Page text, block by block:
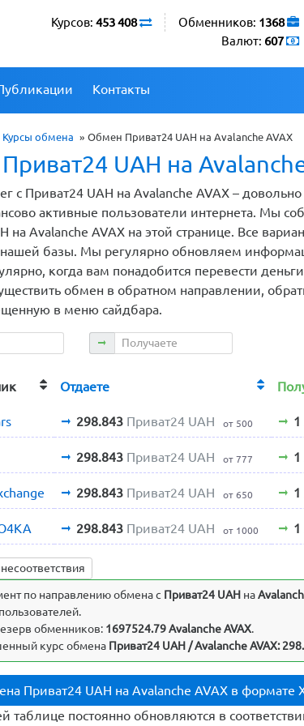
Обменников: 1368
Валют: 607
Курсов: 453 408
Контакты
Курсы обмена » Обмен Приват24 UAH на Avalanche AVAX
UAH на
с Приват24 UAH на Avalanche AVAX –
активные пользователи интернета. Мы
на Avalanche AVAX на этой странице. Все
базы. Мы регулярно обновляем
когда вам понадобится перевести
обмен в обратном направлении,
в меню сайдбара.
Получаете
Отдаете
298.843 Приват24 UAH от 500 1
298.843 Приват24 UAH от 777 1
298.843 Приват24 UAH от 650 1
298.843 Приват24 UAH от 1000 1
по направлению обмена c Приват24 UAH на
обменников: 1697524.79 Avalanche AVAX.
курс обмена Приват24 UAH / Avalanche AVAX:
Приват24 UAH на Avalanche AVAX в формате
таблице постоянно обновляются в